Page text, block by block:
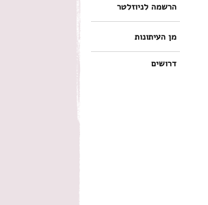
הרשמה לניוזלטר
מן העיתונות
דרושים